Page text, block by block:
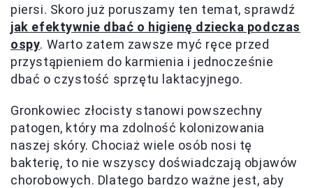
piersi. Skoro już poruszamy ten temat, sprawdź
jak efektywnie dbać o higienę dziecka podczas
ospy. Warto zatem zawsze myć ręce przed
przystąpieniem do karmienia i jednocześnie
dbać o czystość sprzętu laktacyjnego.
Gronkowiec złocisty stanowi powszechny
patogen, który ma zdolność kolonizowania
naszej skóry. Chociaż wiele osób nosi tę
bakterię, to nie wszyscy doświadczają objawów
chorobowych. Dlatego bardzo ważne jest, aby